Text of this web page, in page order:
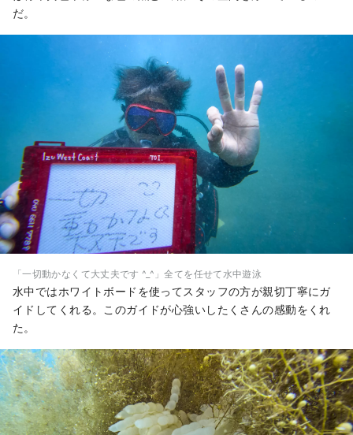
だ。
「一切動かなくて大丈夫です ^_^」全てを任せて水中遊泳
水中ではホワイトボードを使ってスタッフの方が親切丁寧にガ
イドしてくれる。このガイドが心強いしたくさんの感動をくれ
た。